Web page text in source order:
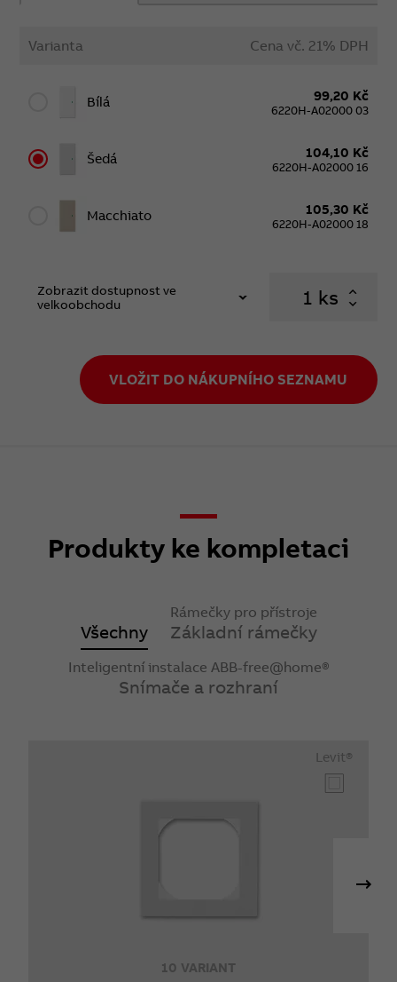
Varianta Cena vč. 21% DPH
Bílá 99,20 Kč
6220H-A02000 03
Šedá 104,10 Kč
6220H-A02000 16
Macchiato 105,30 Kč
6220H-A02000 18
Zobrazit dostupnost ve
velkoobchodu
ks
VLOŽIT DO NÁKUPNÍHO SEZNAMU
Produkty ke kompletaci
Všechny
Rámečky pro přístroje
Základní rámečky
Inteligentní instalace ABB-free@home®
Snímače a rozhraní
10 VARIANT
Levit®